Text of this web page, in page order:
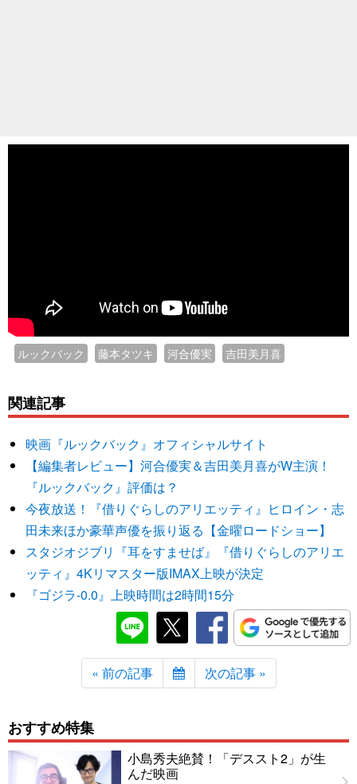
ルックバック 藤本タツキ 河合優実 吉田美月喜
関連記事
映画『ルックバック』オフィシャルサイト
【編集者レビュー】河合優実＆吉田美月喜がW主演！
『ルックバック』評価は？
今夜放送！『借りぐらしのアリエッティ』ヒロイン・志
田未来ほか豪華声優を振り返る【金曜ロードショー】
スタジオジブリ『耳をすませば』『借りぐらしのアリエ
ッティ』4Kリマスター版IMAX上映が決定
『ゴジラ-0.0』上映時間は2時間15分
« 前の記事 次の記事 »
おすすめ特集
小島秀夫絶賛！「デススト2」が生
んだ映画